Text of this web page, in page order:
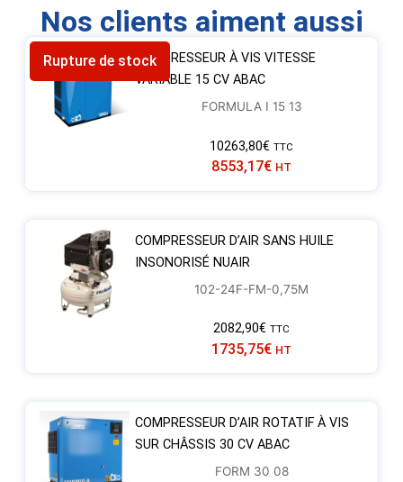
Nos clients aiment aussi
Rupture de stockCOMPRESSEUR À VIS VITESSE
VARIABLE 15 CV ABAC
FORMULA I 15 13
10263,80€ TTC
8553,17€ HT
COMPRESSEUR D’AIR SANS HUILE
INSONORISÉ NUAIR
102-24F-FM-0,75M
2082,90€ TTC
1735,75€ HT
COMPRESSEUR D’AIR ROTATIF À VIS
SUR CHÂSSIS 30 CV ABAC
FORM 30 08